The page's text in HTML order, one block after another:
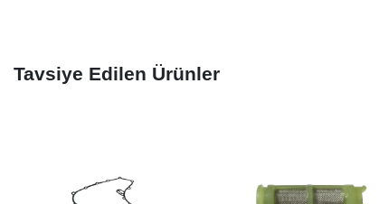
Tavsiye Edilen Ürünler